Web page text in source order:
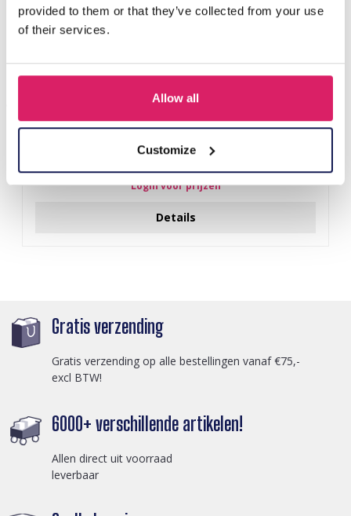
provided to them or that they’ve collected from your use
of their services.
Allow all
Customize
I-A3.2 E015-003G S. Steel Earrings 12mm
Login voor prijzen
Details
Gratis verzending
Gratis verzending op alle bestellingen vanaf €75,-
excl BTW!
6000+ verschillende artikelen!
Allen direct uit voorraad
leverbaar